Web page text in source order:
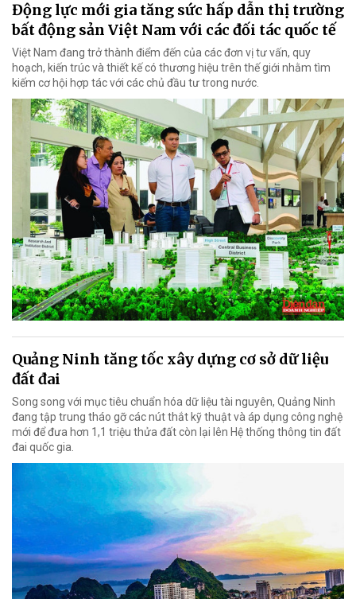
Động lực mới gia tăng sức hấp dẫn thị trường
bất động sản Việt Nam với các đối tác quốc tế
Việt Nam đang trở thành điểm đến của các đơn vị tư vấn, quy
hoạch, kiến trúc và thiết kế có thương hiệu trên thế giới nhằm tìm
kiếm cơ hội hợp tác với các chủ đầu tư trong nước.
Quảng Ninh tăng tốc xây dựng cơ sở dữ liệu
đất đai
Song song với mục tiêu chuẩn hóa dữ liệu tài nguyên, Quảng Ninh
đang tập trung tháo gỡ các nút thắt kỹ thuật và áp dụng công nghệ
mới để đưa hơn 1,1 triệu thửa đất còn lại lên Hệ thống thông tin đất
đai quốc gia.